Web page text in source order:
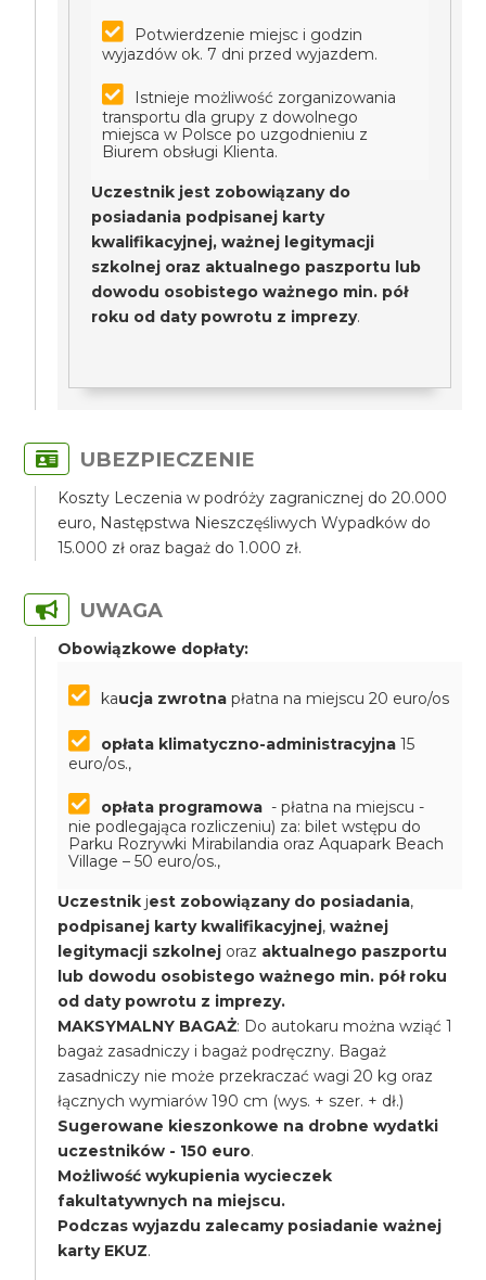
Potwierdzenie miejsc i godzin
wyjazdów ok. 7 dni przed wyjazdem.
Istnieje możliwość zorganizowania
transportu dla grupy z dowolnego
miejsca w Polsce po uzgodnieniu z
Biurem obsługi Klienta.
Uczestnik jest zobowiązany do
posiadania podpisanej karty
kwalifikacyjnej, ważnej legitymacji
szkolnej oraz aktualnego paszportu lub
dowodu osobistego ważnego min. pół
roku od daty powrotu z imprezy.
UBEZPIECZENIE
Koszty Leczenia w podróży zagranicznej do 20.000
euro, Następstwa Nieszczęśliwych Wypadków do
15.000 zł oraz bagaż do 1.000 zł.
UWAGA
Obowiązkowe dopłaty:
kaucja zwrotna płatna na miejscu 20 euro/os
opłata klimatyczno-administracyjna 15
euro/os.,
opłata programowa- płatna na miejscu -
nie podlegająca rozliczeniu) za: bilet wstępu do
Parku Rozrywki Mirabilandia oraz Aquapark Beach
Village – 50 euro/os.,
Uczestnik jest zobowiązany do posiadania,
podpisanej karty kwalifikacyjnej,ważnej
legitymacji szkolnej oraz aktualnego paszportu
lub dowodu osobistego ważnego min. pół roku
od daty powrotu z imprezy.
MAKSYMALNY BAGAŻ: Do autokaru można wziąć 1
bagaż zasadniczy i bagaż podręczny. Bagaż
zasadniczy nie może przekraczać wagi 20 kg oraz
łącznych wymiarów 190 cm (wys. + szer. + dł.)
Sugerowane kieszonkowe na drobne wydatki
uczestników - 150 euro.
Możliwość wykupienia wycieczek
fakultatywnych na miejscu.
Podczas wyjazdu zalecamy posiadanie ważnej
karty EKUZ.